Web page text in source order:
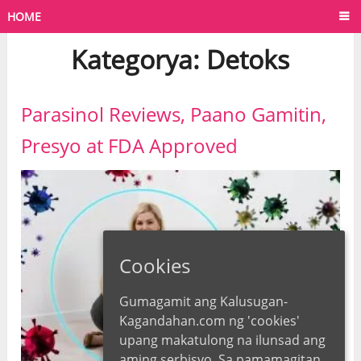
HOME
Kategorya: Detoks
Parasinol Reviews, Paano Gamitin,
Presyo at FDA Approved
Cookies
Gumagamit ang Kalusugan-
Kagandahan.com ng 'cookies'
upang makatulong na ilunsad ang